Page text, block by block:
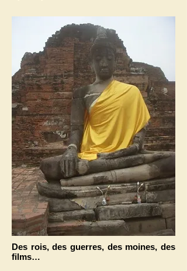
Des rois, des guerres, des moines, des
films…